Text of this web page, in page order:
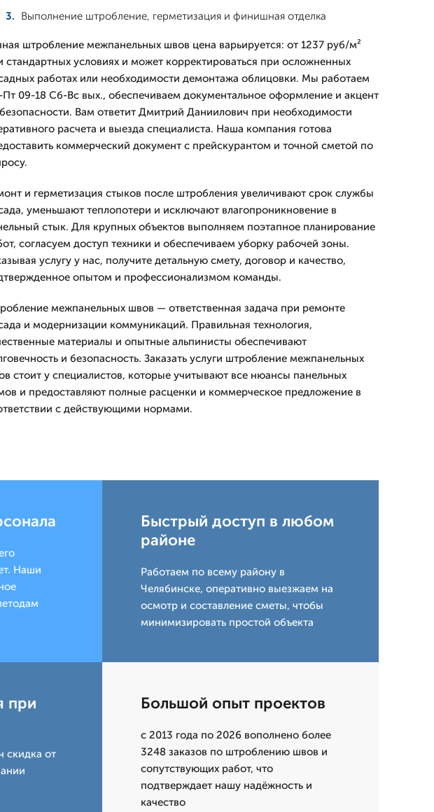
Выполнение штробление, герметизация и финишная отделка
штробление межпанельных швов цена варьируется: от 1237 руб/м²
стандартных условиях и может корректироваться при осложненных
работах или необходимости демонтажа облицовки. Мы работаем
09-18 Сб-Вс вых., обеспечиваем документальное оформление и акцент
Вам ответит Дмитpий Даниилович при необходимости
расчета и выезда специалиста. Наша компания готова
коммерческий документ с прейскурантом и точной сметой по
и герметизация стыков после штробления увеличивают срок службы
уменьшают теплопотери и исключают влагопроникновение в
стык. Для крупных объектов выполняем поэтапное планирование
согласуем доступ техники и обеспечиваем уборку рабочей зоны.
услугу у нас, получите детальную смету, договор и качество,
опытом и профессионализмом команды.
межпанельных швов — ответственная задача при ремонте
и модернизации коммуникаций. Правильная технология,
материалы и опытные альпинисты обеспечивают
и безопасность. Заказать услуги штробление межпанельных
стоит у специалистов, которые учитывают все нюансы панельных
и предоставляют полные расценки и коммерческое предложение в
с действующими нормами.
Наши
Быстрый доступ в любом
районе
Работаем по всему району в
Челябинске, оперативно выезжаем на
осмотр и составление сметы, чтобы
минимизировать простой объекта
при
скидка от
Большой опыт проектов
с 2013 года по 2026 вополнено более
3248 заказов по штроблению швов и
сопутствующих работ, что
подтверждает нашу надёжность и
качество